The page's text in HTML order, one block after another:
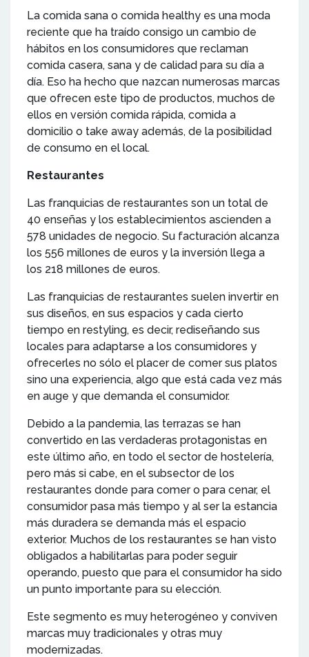
La comida sana o comida healthy es una moda
reciente que ha traído consigo un cambio de
hábitos en los consumidores que reclaman
comida casera, sana y de calidad para su día a
día. Eso ha hecho que nazcan numerosas marcas
que ofrecen este tipo de productos, muchos de
ellos en versión comida rápida, comida a
domicilio o take away además, de la posibilidad
de consumo en el local.
Restaurantes
Las franquicias de restaurantes son un total de
40 enseñas y los establecimientos ascienden a
578 unidades de negocio. Su facturación alcanza
los 556 millones de euros y la inversión llega a
los 218 millones de euros.
Las franquicias de restaurantes suelen invertir en
sus diseños, en sus espacios y cada cierto
tiempo en restyling, es decir, rediseñando sus
locales para adaptarse a los consumidores y
ofrecerles no sólo el placer de comer sus platos
sino una experiencia, algo que está cada vez más
en auge y que demanda el consumidor.
Debido a la pandemia, las terrazas se han
convertido en las verdaderas protagonistas en
este último año, en todo el sector de hostelería,
pero más si cabe, en el subsector de los
restaurantes donde para comer o para cenar, el
consumidor pasa más tiempo y al ser la estancia
más duradera se demanda más el espacio
exterior. Muchos de los restaurantes se han visto
obligados a habilitarlas para poder seguir
operando, puesto que para el consumidor ha sido
un punto importante para su elección.
Este segmento es muy heterogéneo y conviven
marcas muy tradicionales y otras muy
modernizadas.